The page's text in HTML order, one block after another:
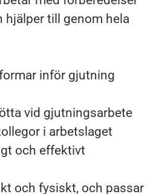
hjälper till genom hela
inför gjutning
vid gjutningsarbete
i arbetslaget
och effektivt
och fysiskt, och passar